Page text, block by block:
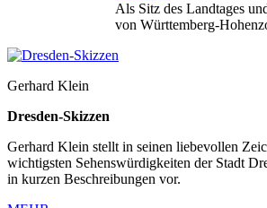
Als Sitz des Landtages
von Württemberg-
Gerhard Klein
Dresden-Skizzen
Gerhard Klein stellt in seinen liebevollen
wichtigsten Sehenswürdigkeiten der Stadt
in kurzen Beschreibungen vor.